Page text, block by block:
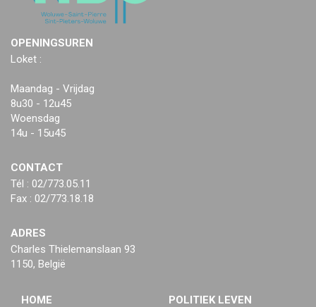
OPENINGSUREN
Loket :
Maandag - Vrijdag
8u30 - 12u45
Woensdag
14u - 15u45
CONTACT
Tél : 02/773.05.11
Fax : 02/773.18.18
ADRES
Charles Thielemanslaan 93
1150, België
HOME
POLITIEK LEVEN